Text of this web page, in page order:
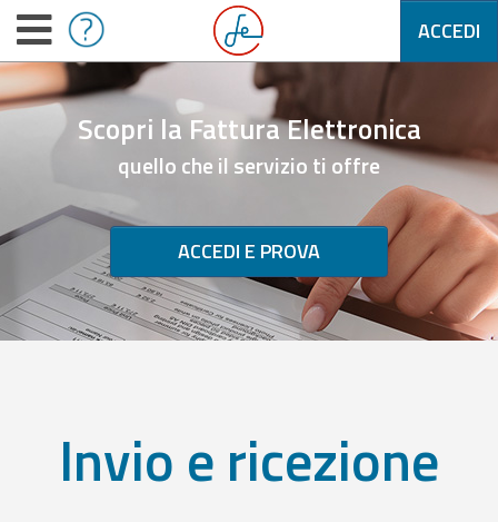
ACCEDI
Scopri la Fattura Elettronica
quello che il servizio ti offre
ACCEDI E PROVA
Invio e ricezione